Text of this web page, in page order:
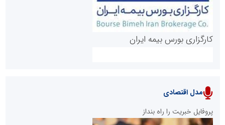
پایگاه خبری نهضت ملی مسکن
کارگزاری بورس بیمه ایران
مدل اقتصادی
پروفایل خبریت را راه بنداز